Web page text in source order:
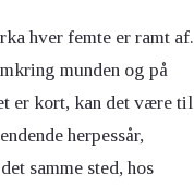
hver femte er ramt af.
munden og på
er kort, kan det være til
herpessår,
samme sted, hos